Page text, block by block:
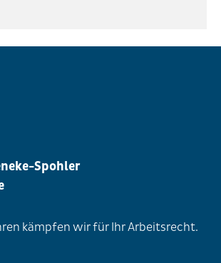
Spohler
kämpfen wir für Ihr Arbeitsrecht.